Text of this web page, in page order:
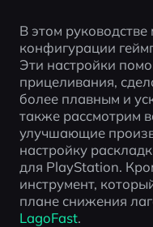
В этом
конфигурации
Эти настройки
прицеливания,
более плавным и
также рассмотрим
улучшающие
настройку
для PlayStation.
инструмент,
плане снижения
LagoFast.